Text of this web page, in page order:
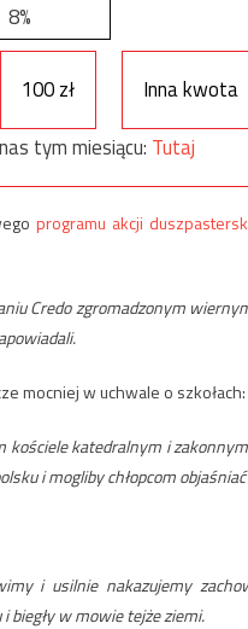
8%
100 zł
Inna kwota
tym miesiącu: Tutaj
programu akcji
Credo zgromadzonym
mocniej w uchwale o szkołach:
katedralnym i
i mogliby chłopcom
i usilnie nakazujemy
biegły w mowie tejże ziemi.